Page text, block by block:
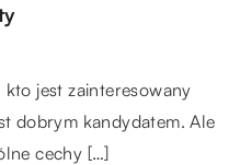
jest zainteresowany
dobrym kandydatem. Ale
cechy […]